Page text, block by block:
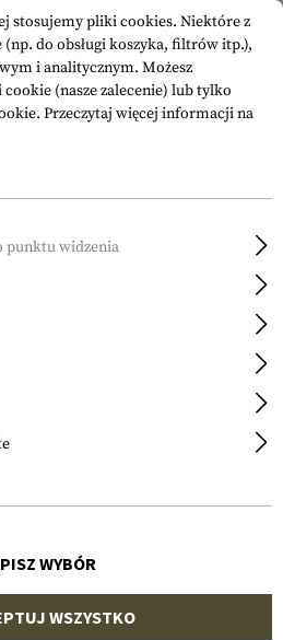
stosujemy pliki cookies. Niektóre z
(np. do obsługi koszyka, filtrów itp.),
i analitycznym. Możesz
(nasze zalecenie) lub tylko
Przeczytaj więcej informacji na
punktu widzenia
WYBÓR
WSZYSTKO